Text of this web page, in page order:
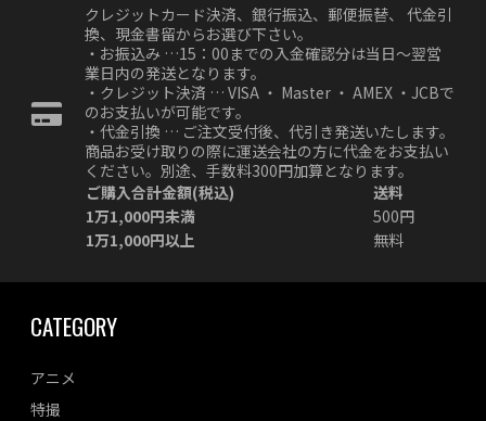
クレジットカード決済、銀行振込、郵便振替、 代金引
換、現金書留からお選び下さい。
・お振込み …15：00までの入金確認分は当日～翌営
業日内の発送となります。
・クレジット決済 … VISA ・ Master ・ AMEX ・JCBで
のお支払いが可能です。
・代金引換 … ご注文受付後、代引き発送いたします。
商品お受け取りの際に運送会社の方に代金をお支払い
ください。別途、手数料300円加算となります。
ご購入合計金額(税込)
送料
1万1,000円未満
500円
1万1,000円以上
無料
CATEGORY
アニメ
特撮